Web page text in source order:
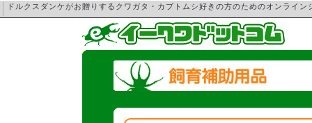
ドルクスダンケがお贈りするクワガタ・カブトムシ好きの方のためのオンライ